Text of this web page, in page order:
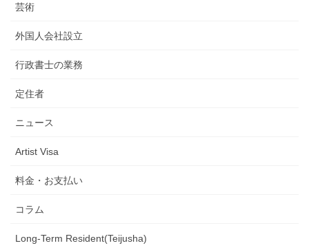
芸術
外国人会社設立
行政書士の業務
定住者
ニュース
Artist Visa
料金・お支払い
コラム
Long-Term Resident(Teijusha)